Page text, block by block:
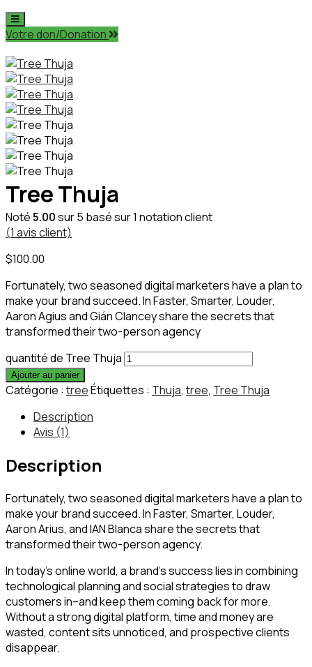
Votre don/Donation
Tree Thuja
Noté5.00sur 5 basé sur1 notation client
(1 avis client)
$100.00
Fortunately, two seasoned digital marketers have a plan to
make your brand succeed. In Faster, Smarter, Louder,
Aaron Agius and Gián Clancey share the secrets that
transformed their two-person agency
quantité de Tree Thuja
Ajouter au panier
Catégorie : treeÉtiquettes : Thuja, tree, Tree Thuja
Description
Avis (1)
Description
Fortunately, two seasoned digital marketers have a plan to
make your brand succeed. In Faster, Smarter, Louder,
Aaron Arius, and IAN Blanca share the secrets that
transformed their two-person agency.
In today’s online world, a brand’s success lies in combining
technological planning and social strategies to draw
customers in–and keep them coming back for more.
Without a strong digital platform, time and money are
wasted, content sits unnoticed, and prospective clients
disappear.